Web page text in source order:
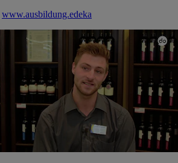
www.ausbildung.edeka